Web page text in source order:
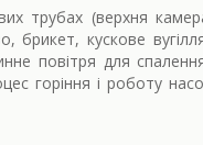
трубах (верхня
брикет, кускове
повітря для спалення
горіння і роботу